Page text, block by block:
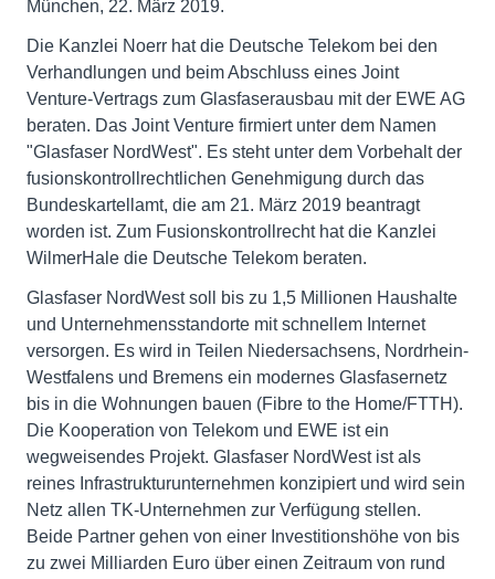
München, 22. März 2019.
Die Kanzlei Noerr hat die Deutsche Telekom bei den
Verhandlungen und beim Abschluss eines Joint
Venture-Vertrags zum Glasfaserausbau mit der EWE AG
beraten. Das Joint Venture firmiert unter dem Namen
"Glasfaser NordWest". Es steht unter dem Vorbehalt der
fusionskontrollrechtlichen Genehmigung durch das
Bundeskartellamt, die am 21. März 2019 beantragt
worden ist. Zum Fusionskontrollrecht hat die Kanzlei
WilmerHale die Deutsche Telekom beraten.
Glasfaser NordWest soll bis zu 1,5 Millionen Haushalte
und Unternehmensstandorte mit schnellem Internet
versorgen. Es wird in Teilen Niedersachsens, Nordrhein-
Westfalens und Bremens ein modernes Glasfasernetz
bis in die Wohnungen bauen (Fibre to the Home/FTTH).
Die Kooperation von Telekom und EWE ist ein
wegweisendes Projekt. Glasfaser NordWest ist als
reines Infrastrukturunternehmen konzipiert und wird sein
Netz allen TK-Unternehmen zur Verfügung stellen.
Beide Partner gehen von einer Investitionshöhe von bis
zu zwei Milliarden Euro über einen Zeitraum von rund